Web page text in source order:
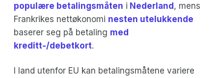
populære betalingsmåten i Nederland, mens
Frankrikes nettøkonomi nesten utelukkende
baserer seg på betaling med
kreditt-/debetkort.
I land utenfor EU kan betalingsmåtene variere